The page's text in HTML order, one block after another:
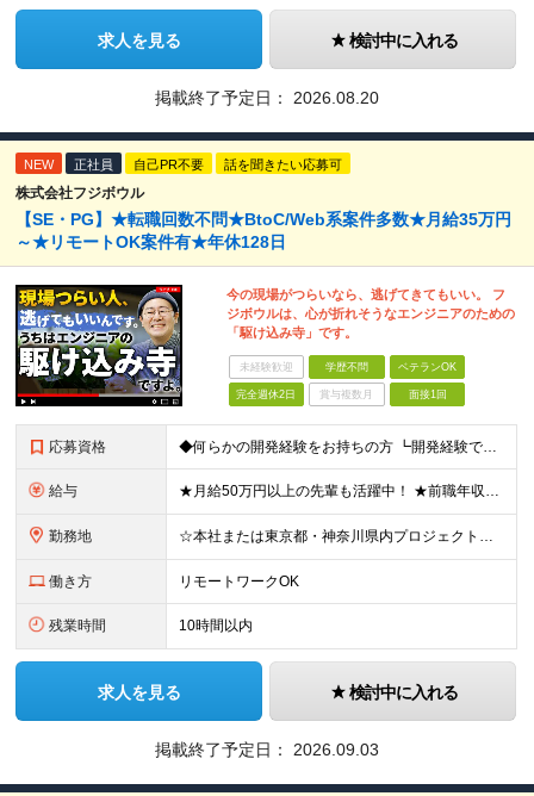
求人を見る 検討中に入れる
掲載終了予定日： 2026.08.20
NEW 正社員 自己PR不要 話を聞きたい応募可
株式会社フジボウル
【SE・PG】★転職回数不問★BtoC/Web系案件多数★月給35万円
～★リモートOK案件有★年休128日
今の現場がつらいなら、逃げてきてもいい。 フ
ジボウルは、心が折れそうなエンジニアのための
「駆け込み寺」です。
未経験歓迎 学歴不問 ベテランOK
完全週休2日 賞与複数月 面接1回
応募資格 ◆何らかの開発経験をお持ちの方 ┗開発経験ではなく、運用・保守経験があるという方も、お気軽にご応募ください！ ┗ブランク・転職回数は不問です！ ┗ネガティブな応募理由も歓迎です！ ※学歴不問 ☆活か
給与 ★月給50万円以上の先輩も活躍中！ ★前職年収から80万円以上UP保証 月給35万円～ ※月給には固定残業代を含む(月20時間分/2万6000円～/超過分別途支給） ※残業がなくても上記支給(基本残
勤務地 ☆本社または東京都・神奈川県内プロジェクト先での勤務となります ☆リモートワークOKの案件も多数あります(応相談) ☆転居を伴う転勤はありません ☆九州地方、北陸地方、北海道からの転職者も多数在籍！/
働き方 リモートワークOK
残業時間 10時間以内
求人を見る 検討中に入れる
掲載終了予定日： 2026.09.03